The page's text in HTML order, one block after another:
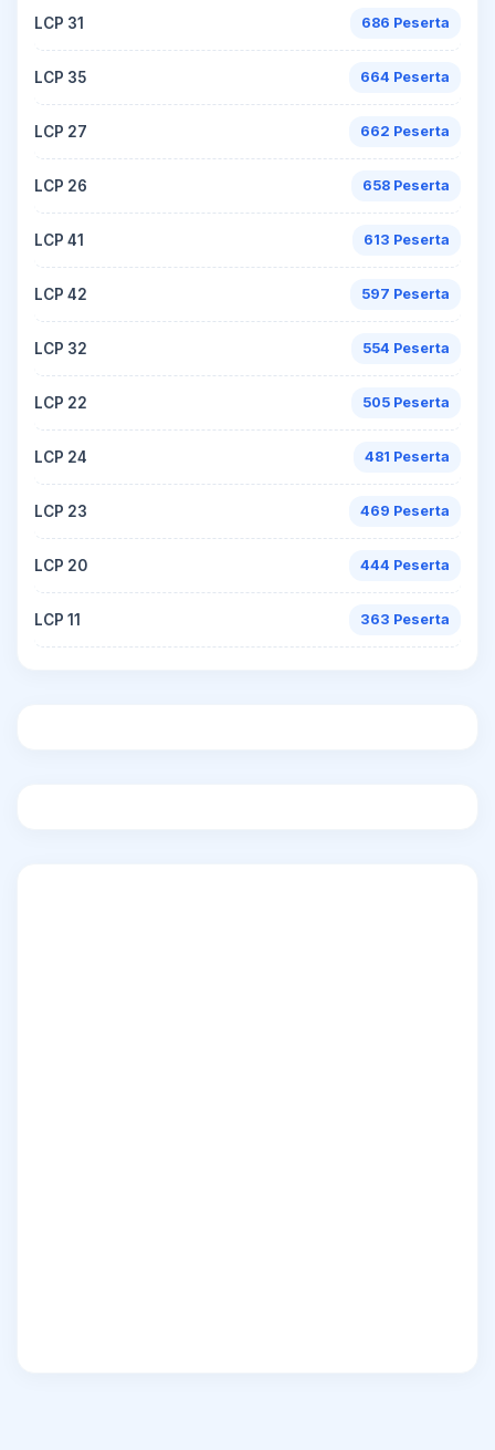
LCP 31 686 Peserta
LCP 35 664 Peserta
LCP 27 662 Peserta
LCP 26 658 Peserta
LCP 41 613 Peserta
LCP 42 597 Peserta
LCP 32 554 Peserta
LCP 22 505 Peserta
LCP 24 481 Peserta
LCP 23 469 Peserta
LCP 20 444 Peserta
LCP 11 363 Peserta